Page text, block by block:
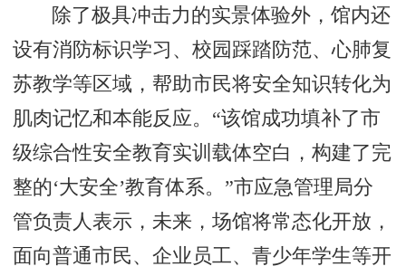
除了极具冲击力的实景体验外，馆内还
设有消防标识学习、校园踩踏防范、心肺复
苏教学等区域，帮助市民将安全知识转化为
肌肉记忆和本能反应。“该馆成功填补了市
级综合性安全教育实训载体空白，构建了完
整的‘大安全’教育体系。”市应急管理局分
管负责人表示，未来，场馆将常态化开放，
面向普通市民、企业员工、青少年学生等开